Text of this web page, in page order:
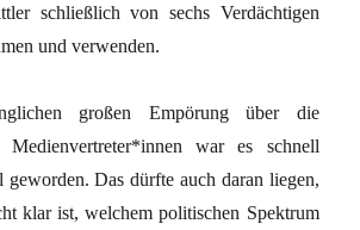
schließlich von sechs Verdächtigen
und verwenden.
großen Empörung über die
Medienvertreter*innen war es schnell
Das dürfte auch daran liegen,
klar ist, welchem politischen Spektrum